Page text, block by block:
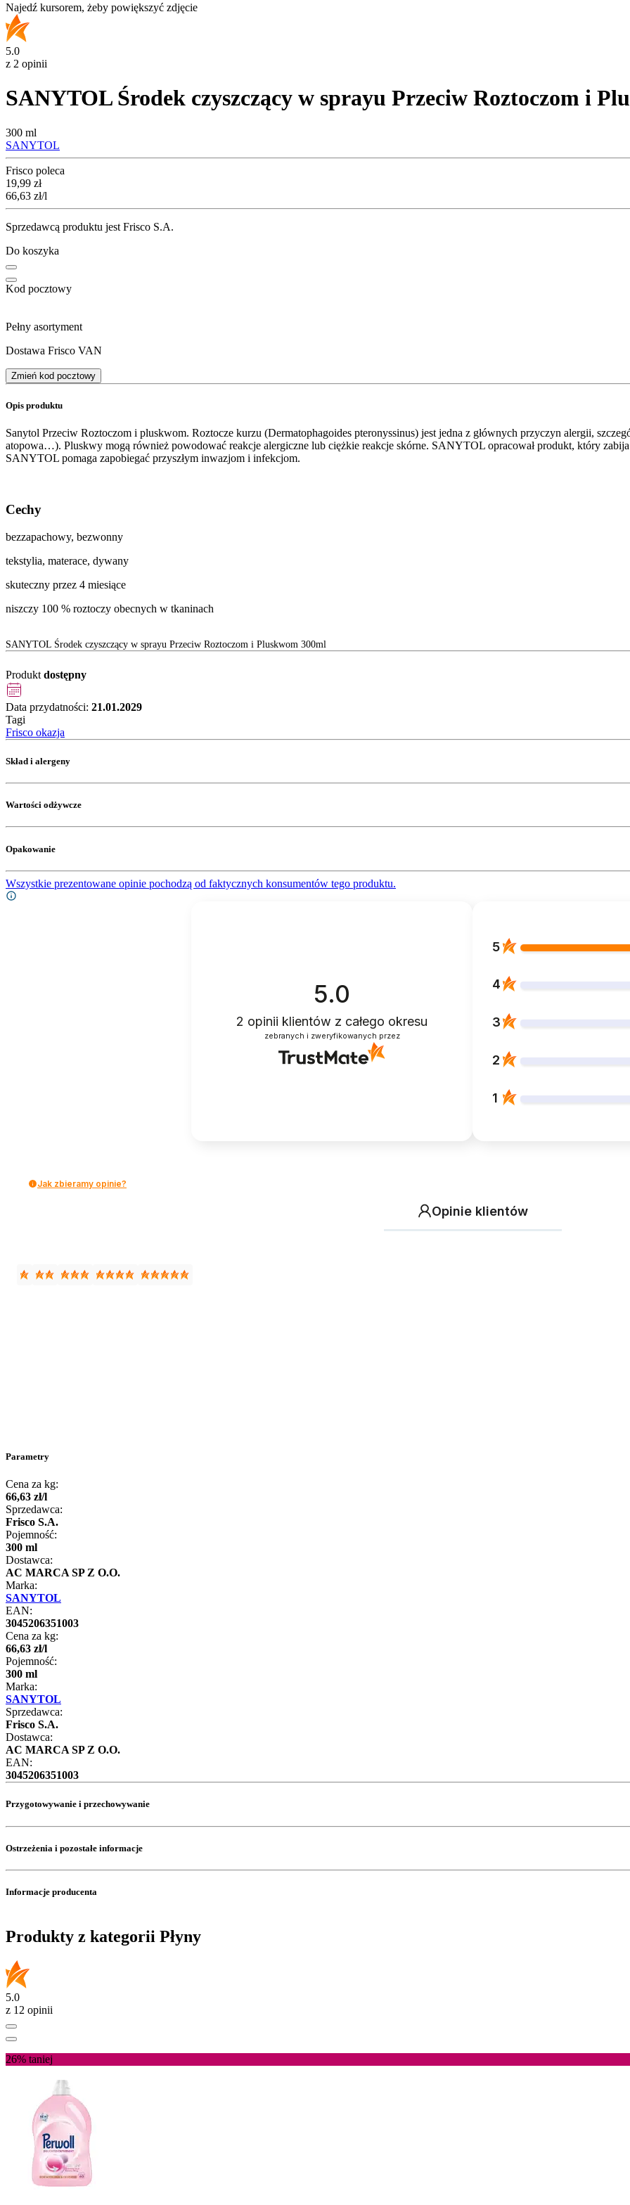
Najedź kursorem, żeby powiększyć zdjęcie
5.0
z 2 opinii
SANYTOL Środek czyszczący w sprayu Przeciw Roztoczom i
300 ml
SANYTOL
Frisco poleca
Cena
19,99 zł
66,63 zł/l
Sprzedawcą produktu jest Frisco S.A.
Do koszyka
Kod pocztowy
Pełny asortyment
Dostawa Frisco VAN
Zmień kod pocztowy
Opis produktu
Sanytol Przeciw Roztoczom i pluskwom. Roztocze kurzu (Dermatophagoides pteronyssinus) jest jedna z głównych przyczyn alergii,
atopowa…). Pluskwy mogą również powodować reakcje alergiczne lub ciężkie reakcje skórne. SANYTOL opracował produkt, który
SANYTOL pomaga zapobiegać przyszłym inwazjom i infekcjom.
Cechy
bezzapachowy, bezwonny
tekstylia, materace, dywany
skuteczny przez 4 miesiące
niszczy 100 % roztoczy obecnych w tkaninach
SANYTOL Środek czyszczący w sprayu Przeciw Roztoczom i Pluskwom 300ml
Produkt dostępny
Data przydatności: 21.01.2029
Tagi
Frisco okazja
Skład i alergeny
Wartości odżywcze
Opakowanie
Wszystkie prezentowane opinie pochodzą od faktycznych konsumentów tego produktu.
5.0
2 opinii klientów z całego okresu
zebranych i zweryfikowanych przez
5
4
3
2
1
Jak zbieramy opinie?
Opinie klientów
Parametry
Cena za kg:
66,63 zł/l
Sprzedawca:
Frisco S.A.
Pojemność:
300 ml
Dostawca:
AC MARCA SP Z O.O.
Marka:
SANYTOL
EAN:
3045206351003
Cena za kg:
66,63 zł/l
Pojemność:
300 ml
Marka:
SANYTOL
Sprzedawca:
Frisco S.A.
Dostawca:
AC MARCA SP Z O.O.
EAN:
3045206351003
Przygotowywanie i przechowywanie
Ostrzeżenia i pozostałe informacje
Informacje producenta
Produkty z kategorii Płyny
5.0
z 12 opinii
26% taniej